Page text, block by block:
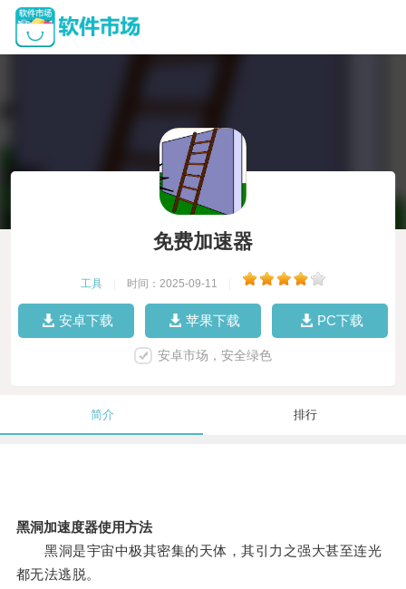
免费加速器
工具 时间：2025-09-11
安卓下载 苹果下载 PC下载
安卓市场，安全绿色
简介 排行
黑洞加速度器使用方法
黑洞是宇宙中极其密集的天体，其引力之强大甚至连光
都无法逃脱。